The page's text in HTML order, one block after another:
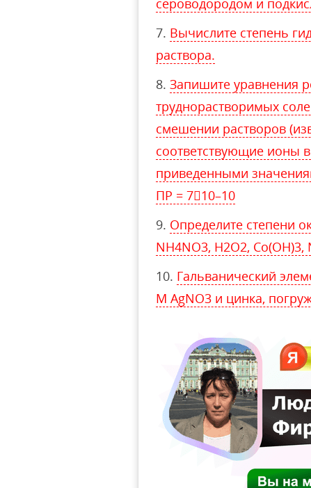
Вычислите степень
раствора.
Запишите уравнения
труднорастворимых
смешении растворов
соответствующие ионы
приведенными
ПР = 710–10
Определите степени
NH4NO3, H2O2, Co(OH)3,
Гальванический
М AgNO3 и цинка,